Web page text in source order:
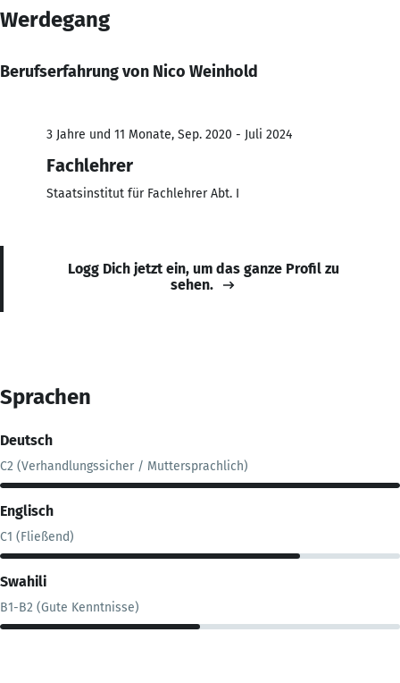
Werdegang
Berufserfahrung von Nico Weinhold
3 Jahre und 11 Monate, Sep. 2020 - Juli 2024
Fachlehrer
Staatsinstitut für Fachlehrer Abt. I
Logg Dich jetzt ein, um das ganze Profil zu
sehen.
Sprachen
Deutsch
C2 (Verhandlungssicher / Muttersprachlich)
Englisch
C1 (Fließend)
Swahili
B1-B2 (Gute Kenntnisse)